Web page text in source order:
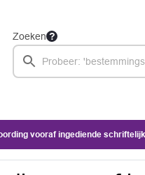
Zoeken
ingediende schriftelijke vragen SvKB